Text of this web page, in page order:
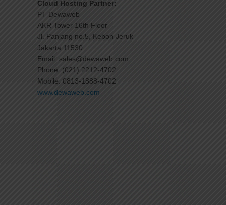
Cloud Hosting Partner:
PT Dewaweb
AKR Tower 16th Floor
Jl. Panjang no.5, Kebon Jeruk
Jakarta 11530
Email: sales@dewaweb.com
Phone: (021) 2212-4702
Mobile: 0813-1888-4702
www.dewaweb.com